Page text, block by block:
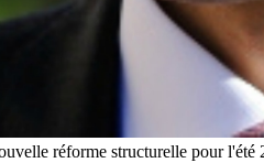
réforme structurelle pour